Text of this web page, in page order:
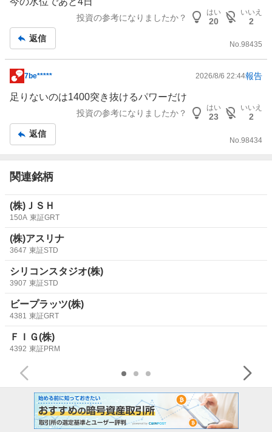
事
投資の参考になりましたか？
はい
20
いいえ
2
返信
No.98435
掲
示
記
事
7be***** 2026/8/6 22:44報告
足りないのは1400突き抜けるパワーだけ
投資の参考になりましたか？
はい
23
いいえ
2
返信
No. 98434
関連銘柄
(株)ＪＳＨ
150A 東証GRT
(株)アスリナ
3647 東証STD
シリコンスタジオ(株)
3907 東証STD
ビープラッツ(株)
4381 東証GRT
ＦＩＧ(株)
4392 東証PRM